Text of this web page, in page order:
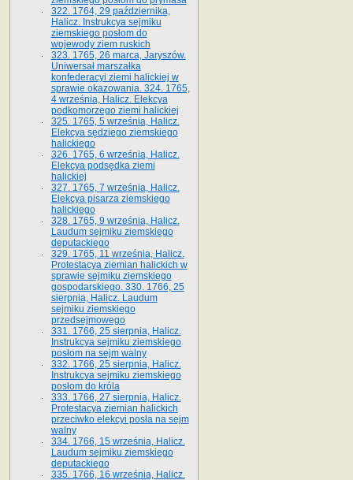
322. 1764, 29 października,
Halicz. Instrukcya sejmiku
ziemskiego posłom do
wojewody ziem ruskich
323. 1765, 26 marca, Jaryszów.
Uniwersał marszałka
konfederacyi ziemi halickiej w
sprawie okazowania. 324. 1765,
4 września, Halicz. Elekcya
podkomorzego ziemi halickiej
325. 1765, 5 września, Halicz.
Elekcya sędziego ziemskiego
halickiego
326. 1765, 6 września, Halicz.
Elekcya podsędka ziemi
halickiej
327. 1765, 7 września, Halicz.
Elekcya pisarza ziemskiego
halickiego
328. 1765, 9 września, Halicz.
Laudum sejmiku ziemskiego
deputackiego
329. 1765, 11 września, Halicz.
Protestacya ziemian halickich w
sprawie sejmiku ziemskiego
gospodarskiego. 330. 1766, 25
sierpnia, Halicz. Laudum
sejmiku ziemskiego
przedsejmowego
331. 1766, 25 sierpnia, Halicz.
Instrukcya sejmiku ziemskiego
posłom na sejm walny
332. 1766, 25 sierpnia, Halicz.
Instrukcya sejmiku ziemskiego
posłom do króla
333. 1766, 27 sierpnia, Halicz.
Protestacya ziemian halickich
przeciwko elekcyi posła na sejm
walny
334. 1766, 15 września, Halicz.
Laudum sejmiku ziemskiego
deputackiego
335. 1766, 16 września, Halicz.